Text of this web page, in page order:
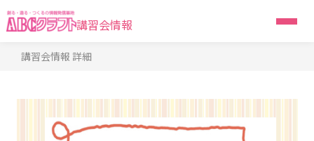
講習会情報
講習会情報 詳細